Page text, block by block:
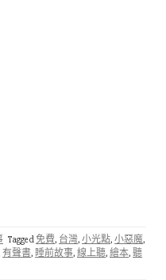
Tagged 免費, 台灣, 小光點, 小惡魔,
有聲書, 睡前故事, 線上聽, 繪本, 聽